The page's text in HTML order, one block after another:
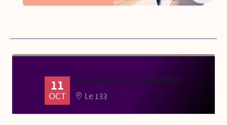
11
OCT
AU DELÀ DE L’ÉTIREMENT
Le 133